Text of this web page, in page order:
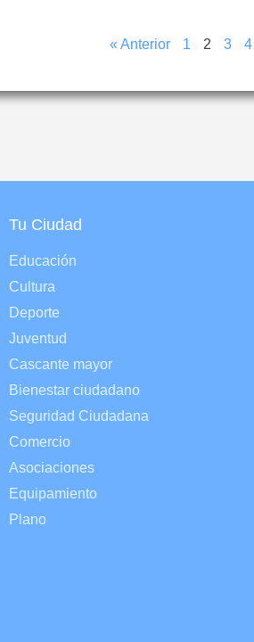
« Anterior 1 2 3 4
Tu Ciudad
Educación
Cultura
Deporte
Juventud
Cascante mayor
Bienestar ciudadano
Seguridad Ciudadana
Comercio
Asociaciones
Equipamiento
Plano